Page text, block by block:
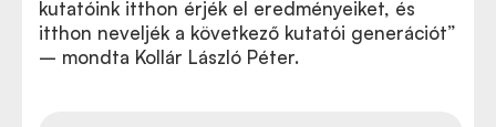
kutatóink itthon érjék el eredményeiket, és
itthon neveljék a következő kutatói generációt”
– mondta Kollár László Péter.